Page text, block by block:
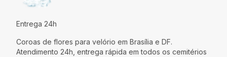
Entrega 24h
Coroas de flores para velório em Brasília e DF.
Atendimento 24h, entrega rápida em todos os cemitérios